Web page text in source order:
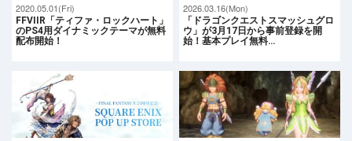
2020.05.01(Fri)
FFVIIR「ティファ・ロックハート」
のPS4用ダイナミックテーマが無料
配布開始！
2026.03.16(Mon)
「ドラゴンクエストスマッシュグロ
ウ」が3月17日から事前登録を開
始！基本プレイ無料…